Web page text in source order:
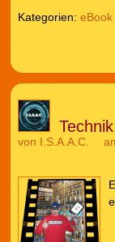
Kategorien: eBook,
von I.S.A.A.C.